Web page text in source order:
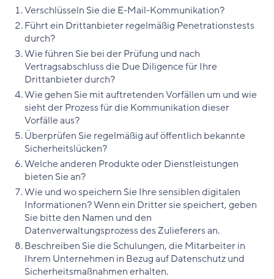
Verschlüsseln Sie die E-Mail-Kommunikation?
Führt ein Drittanbieter regelmäßig Penetrationstests
durch?
Wie führen Sie bei der Prüfung und nach
Vertragsabschluss die Due Diligence für Ihre
Drittanbieter durch?
Wie gehen Sie mit auftretenden Vorfällen um und wie
sieht der Prozess für die Kommunikation dieser
Vorfälle aus?
Überprüfen Sie regelmäßig auf öffentlich bekannte
Sicherheitslücken?
Welche anderen Produkte oder Dienstleistungen
bieten Sie an?
Wie und wo speichern Sie Ihre sensiblen digitalen
Informationen? Wenn ein Dritter sie speichert, geben
Sie bitte den Namen und den
Datenverwaltungsprozess des Zulieferers an.
Beschreiben Sie die Schulungen, die Mitarbeiter in
Ihrem Unternehmen in Bezug auf Datenschutz und
Sicherheitsmaßnahmen erhalten.